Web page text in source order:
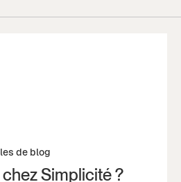
de blog
Simplicité ?